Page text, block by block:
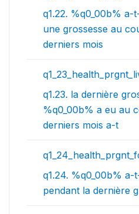
q1.22. %q0_00b% a-
une grossesse au
derniers mois
q1.23. la dernière
%q0_00b% a eu au
derniers mois a-t
q1.24. %q0_00b% a-
pendant la dernière